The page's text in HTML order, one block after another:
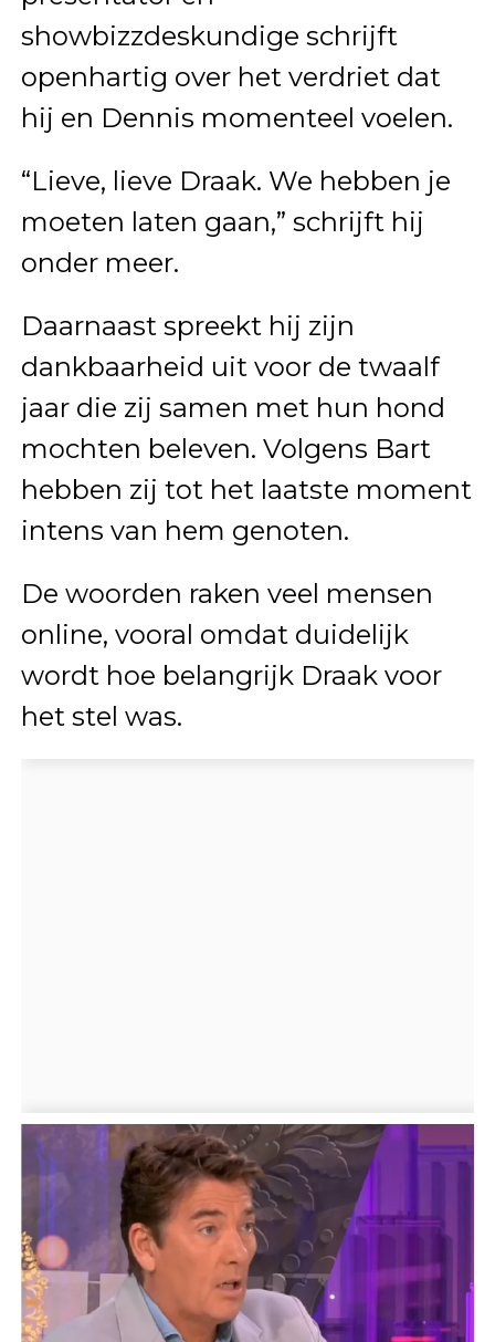
showbizzdeskundige schrijft
openhartig over het verdriet dat
hij en Dennis momenteel voelen.
“Lieve, lieve Draak. We hebben je
moeten laten gaan,” schrijft hij
onder meer.
Daarnaast spreekt hij zijn
dankbaarheid uit voor de twaalf
jaar die zij samen met hun hond
mochten beleven. Volgens Bart
hebben zij tot het laatste moment
intens van hem genoten.
De woorden raken veel mensen
online, vooral omdat duidelijk
wordt hoe belangrijk Draak voor
het stel was.